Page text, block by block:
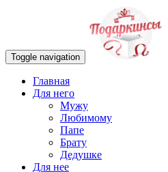
Toggle navigation
Главная
Для него
Мужу
Любимому
Папе
Брату
Дедушке
Для нее